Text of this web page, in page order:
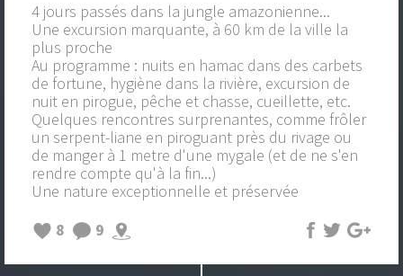
4 jours passés dans la jungle amazonienne...
Une excursion marquante, à 60 km de la ville la
plus proche
Au programme : nuits en hamac dans des carbets
de fortune, hygiène dans la rivière, excursion de
nuit en pirogue, pêche et chasse, cueillette, etc.
Quelques rencontres surprenantes, comme frôler
un serpent-liane en piroguant près du rivage ou
de manger à 1 metre d'une mygale (et de ne s'en
rendre compte qu'à la fin...)
Une nature exceptionnelle et préservée
8
9